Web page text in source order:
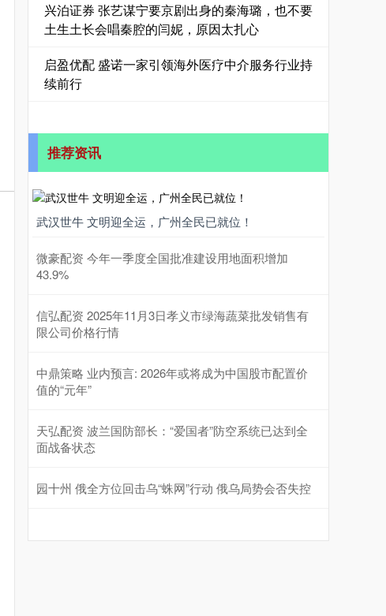
兴泊证券 张艺谋宁要京剧出身的秦海璐，也不要
土生土长会唱秦腔的闫妮，原因太扎心
启盈优配 盛诺一家引领海外医疗中介服务行业持
续前行
推荐资讯
武汉世牛 文明迎全运，广州全民已就位！
微豪配资 今年一季度全国批准建设用地面积增加
43.9%
信弘配资 2025年11月3日孝义市绿海蔬菜批发销售有
限公司价格行情
中鼎策略 业内预言: 2026年或将成为中国股市配置价
值的“元年”
天弘配资 波兰国防部长：“爱国者”防空系统已达到全
面战备状态
园十州 俄全方位回击乌“蛛网”行动 俄乌局势会否失控